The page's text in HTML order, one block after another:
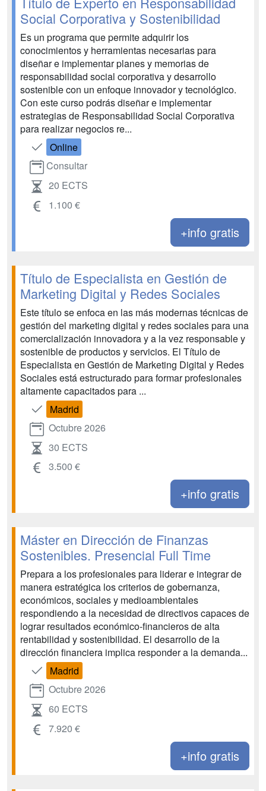
Social Corporativa y Sostenibilidad
Es un programa que permite adquirir los
conocimientos y herramientas necesarias para
diseñar e implementar planes y memorias de
responsabilidad social corporativa y desarrollo
sostenible con un enfoque innovador y tecnológico.
Con este curso podrás diseñar e implementar
estrategias de Responsabilidad Social Corporativa
para realizar negocios re...
Online
Consultar
20 ECTS
1.100 €
+info gratis
Título de Especialista en Gestión de
Marketing Digital y Redes Sociales
Este título se enfoca en las más modernas técnicas de
gestión del marketing digital y redes sociales para una
comercialización innovadora y a la vez responsable y
sostenible de productos y servicios. El Título de
Especialista en Gestión de Marketing Digital y Redes
Sociales está estructurado para formar profesionales
altamente capacitados para ...
Madrid
Octubre 2026
30 ECTS
3.500 €
+info gratis
Máster en Dirección de Finanzas
Sostenibles. Presencial Full Time
Prepara a los profesionales para liderar e integrar de
manera estratégica los criterios de gobernanza,
económicos, sociales y medioambientales
respondiendo a la necesidad de directivos capaces de
lograr resultados económico-financieros de alta
rentabilidad y sostenibilidad. El desarrollo de la
dirección financiera implica responder a la demanda...
Madrid
Octubre 2026
60 ECTS
7.920 €
+info gratis